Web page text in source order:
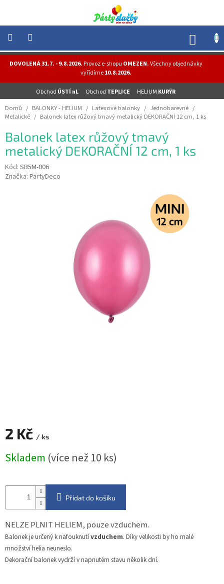
obsah
DOVOLENÁ 31.7. - 9.8.2026.Provoz e-shopu OMEZEN.Všechny objednávky
vyřídíme10.8.2026.
Obchod ÚSTÍ nL Obchod TEPLICE HELIUM KURÝR
NOVINKY
HELIUM
-
OSLAVY
MASKY
-
KOSTÝMY
Domů / BALONKY - HELIUM / Latexové balonky / Jednobarevné /
Metalické / Balonek latex růžový tmavý metalický DEKORAČNÍ 12 cm, 1 ks
Balonek latex růžový tmavý
metalický DEKORAČNÍ 12 cm, 1 ks
Kód: SB5M-006
Značka: PartyDeco
2 Kč / ks
cena:
Skladem (více než 10 ks)
Přidat do košíku
NELZE PLNIT HELIEM, pouze vzduchem.
Balonek je určený k nafouknutívzduchem. Díky velikosti by ho malé
množství helia neuneslo.
Dekorační balonek vydrží v napnutém stavu několik dní.